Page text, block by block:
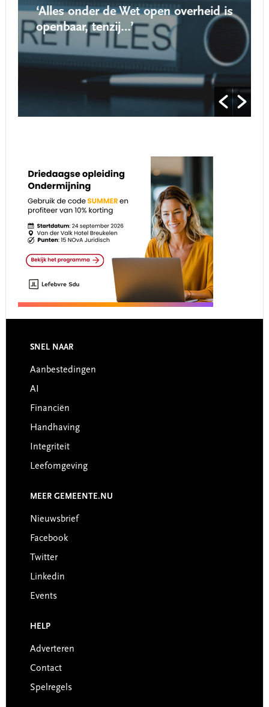
‘Alles onder de Wet open overheid is
openbaar, tenzij…’
Footer
SNEL NAAR
Aanbestedingen
AI
Financiën
Handhaving
Integriteit
Leefomgeving
MEER GEMEENTE.NU
Nieuwsbrief
Facebook
Twitter
Linkedin
Events
HELP
Adverteren
Contact
Spelregels